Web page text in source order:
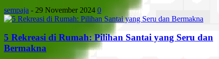
sempaja - 29 November 2024 0
5 Rekreasi di Rumah: Pilihan Santai yang Seru dan
Bermakna